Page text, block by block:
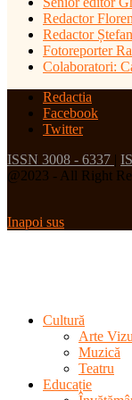
Redactor
Redactor
Fotoreporter
Colaboratori:
Redactia
Facebook
Twitter
ISSN 3008 - 6337 |
@2023 - All Right
Inapoi sus
Cultură
Arte
Muzică
Teatru
Educație